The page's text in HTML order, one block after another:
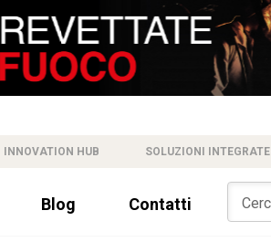
INNOVATION HUB SOLUZIONI INTEGRATE
Blog Contatti